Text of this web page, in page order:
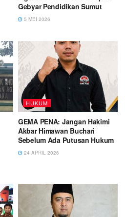
Gebyar Pendidikan Sumut
5 MEI 2026
HUKUM
GEMA PENA: Jangan Hakimi
Akbar Himawan Buchari
Sebelum Ada Putusan Hukum
24 APRIL 2026